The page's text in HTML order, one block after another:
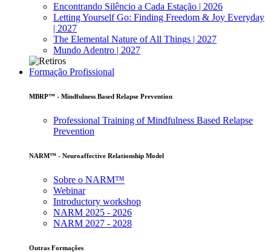
Encontrando Silêncio a Cada Estação | 2026
Letting Yourself Go: Finding Freedom & Joy Everyday
| 2027
The Elemental Nature of All Things | 2027
Mundo Adentro | 2027
Formação Profissional
MBRP™ - Mindfulness Based Relapse Prevention
Professional Training of Mindfulness Based Relapse
Prevention
NARM™ - Neuroaffective Relationship Model
Sobre o NARM™
Webinar
Introductory workshop
NARM 2025 - 2026
NARM 2027 - 2028
Outras Formações